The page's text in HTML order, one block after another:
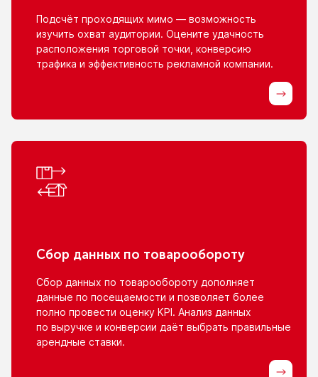
Подсчёт проходящих мимо — возможность
изучить охват аудитории. Оцените удачность
расположения торговой точки, конверсию
трафика и эффективность рекламной компании.
Сбор данных по товарообороту
Сбор данных по товарообороту дополняет
данные по посещаемости и позволяет более
полно провести оценку KPI. Анализ данных
по выручке и конверсии даёт выбрать правильные
арендные ставки.